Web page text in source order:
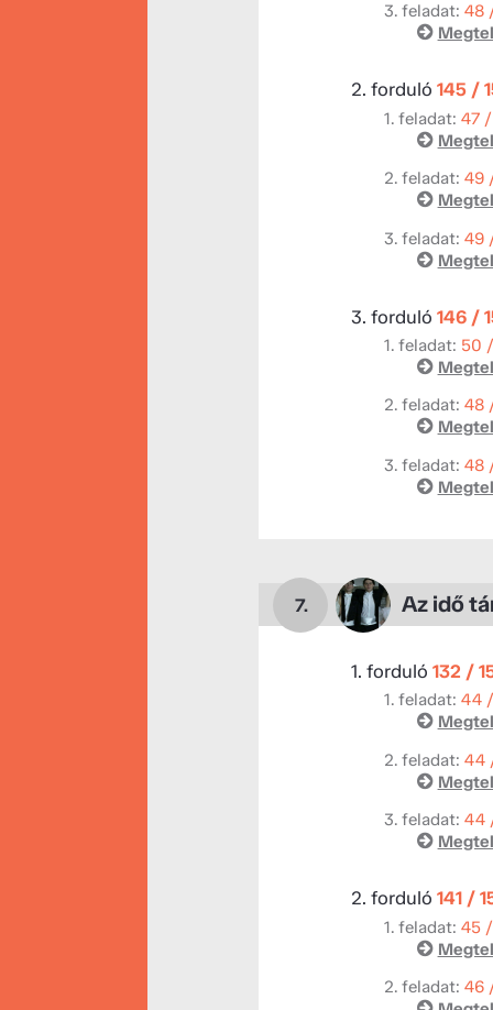
3. feladat: 48
2. forduló 145 /
1. feladat: 47
2. feladat: 49
3. feladat: 49
3. forduló 146 /
1. feladat: 50
2. feladat: 48
3. feladat: 48
7. Az idő
1. forduló 132 /
1. feladat: 44
2. feladat: 44
3. feladat: 44
2. forduló 141 /
1. feladat: 45
2. feladat: 46